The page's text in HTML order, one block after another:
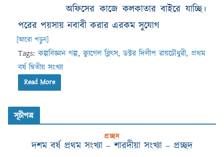
অফিসের কাজে কলকাতার বাইরে যাচ্ছি।
পরের পয়সায় নবাবী করার এরকম সুযোগ
[আরো পড়ুন]
Tags:কল্পবিজ্ঞান গল্প,ক্যুগেল ব্লিৎস,ডক্টর দিলীপ রায়চৌধুরী, প্রথম
বর্ষ দ্বিতীয় সংখ্যা
Read More
সূচীপত্র
প্রচ্ছদ
দশম বর্ষ প্রথম সংখ্যা – শারদীয়া সংখ্যা – প্রচ্ছদ